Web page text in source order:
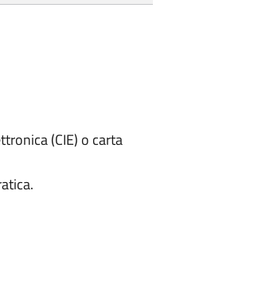
(CIE) o carta